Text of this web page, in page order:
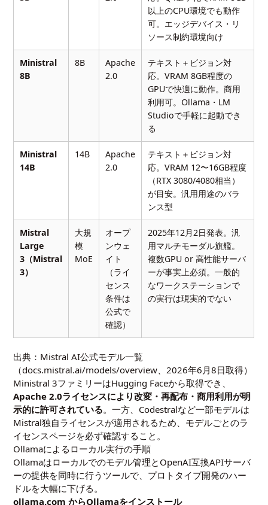
以上のCPU環境でも動作
可。エッジデバイス・リ
ソース制約環境向け
Ministral
8B
8B
Apache
2.0
テキスト＋ビジョン対
応。VRAM 8GB程度の
GPUで快適に動作。商用
利用可。Ollama・LM
Studioで手軽に起動でき
る
Ministral
14B
14B
Apache
2.0
テキスト＋ビジョン対
応。VRAM 12〜16GB程度
（RTX 3080/4080相当）
が目安。汎用用途のバラ
ンス型
Mistral
Large
3（Mistral
3）
大規
模
MoE
オープ
ンウェ
イト
（ライ
センス
条件は
公式で
確認）
2025年12月2日発表。汎
用マルチモーダル旗艦。
複数GPU or 高性能サーバ
ーが事実上必須。一般的
なワークステーションで
の実行は現実的でない
出典：Mistral AI公式モデル一覧
（docs.mistral.ai/models/overview 、2026年6月8日取得）
Ministral 3ファミリーはHugging Faceから取得でき、
Apache 2.0ライセンスにより改変・再配布・商用利用が明
示的に許可されている。一方、Codestralなど一部モデルは
Mistral独自ライセンスが適用されるため、モデルごとのラ
イセンスページを必ず確認すること。
Ollamaによるローカル実行の手順
Ollamaはローカルでのモデル管理とOpenAI互換APIサーバ
ーの提供を同時に行うツールで、プロトタイプ開発のハー
ドルを大幅に下げる。
ollama.com からOllamaをインストール